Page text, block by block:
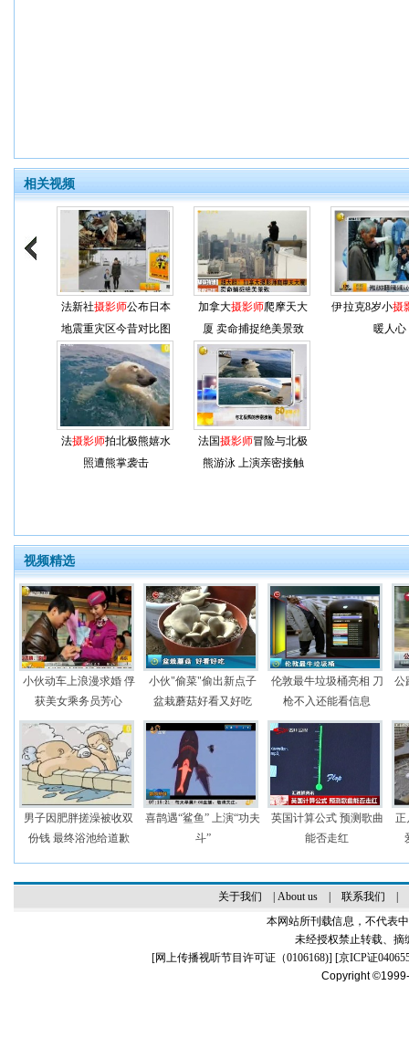
相关视频
法新社摄影师公布日本
地震重灾区今昔对比图
加拿大摄影师爬摩天大
厦 卖命捕捉绝美景致
伊拉克8岁小摄
暖人心
法摄影师拍北极熊嬉水
照遭熊掌袭击
法国摄影师冒险与北极
熊游泳 上演亲密接触
视频精选
小伙动车上浪漫求婚 俘
获美女乘务员芳心
小伙"偷菜"偷出新点子
盆栽蘑菇好看又好吃
伦敦最牛垃圾桶亮相 刀
枪不入还能看信息
公
男子因肥胖搓澡被收双
份钱 最终浴池给道歉
喜鹊遇“鲨鱼” 上演“功夫
斗”
英国计算公式 预测歌曲
能否走红
正
关于我们 About us| 联系我们
本网站所刊载信息，不代表
未经授权禁止转载、摘
[网上传播视听节目许可证（0106168)] [京ICP证
Copyright